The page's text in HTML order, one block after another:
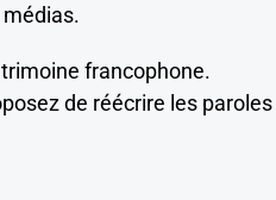
francophone.
de réécrire les paroles